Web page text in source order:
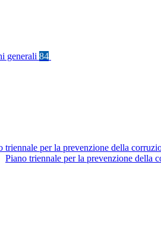
generali 84
triennale per la prevenzione della
Piano triennale per la prevenzione della